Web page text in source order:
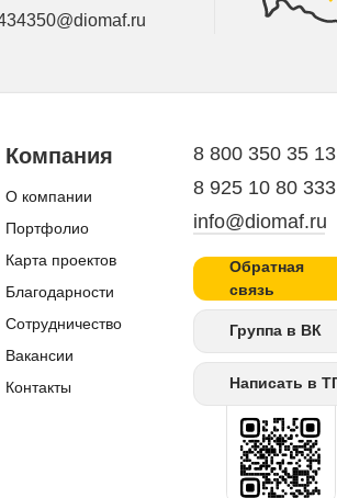
Компания
О компании
Портфолио
Карта проектов
Благодарности
Сотрудничество
Вакансии
Контакты
8 800 350 35 13
8 925 10 80 333
info@diomaf.ru
Обратная
связь
Группа в ВК
Написать в